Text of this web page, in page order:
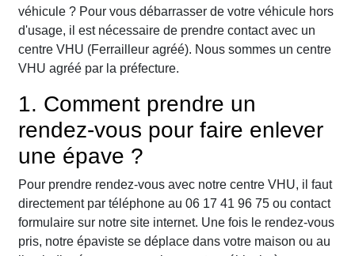
véhicule ? Pour vous débarrasser de votre véhicule hors
d'usage, il est nécessaire de prendre contact avec un
centre VHU (Ferrailleur agréé). Nous sommes un centre
VHU agréé par la préfecture.
1. Comment prendre un
rendez-vous pour faire enlever
une épave ?
Pour prendre rendez-vous avec notre centre VHU, il faut
directement par téléphone au 06 17 41 96 75 ou contact
formulaire sur notre site internet. Une fois le rendez-vous
pris, notre épaviste se déplace dans votre maison ou au